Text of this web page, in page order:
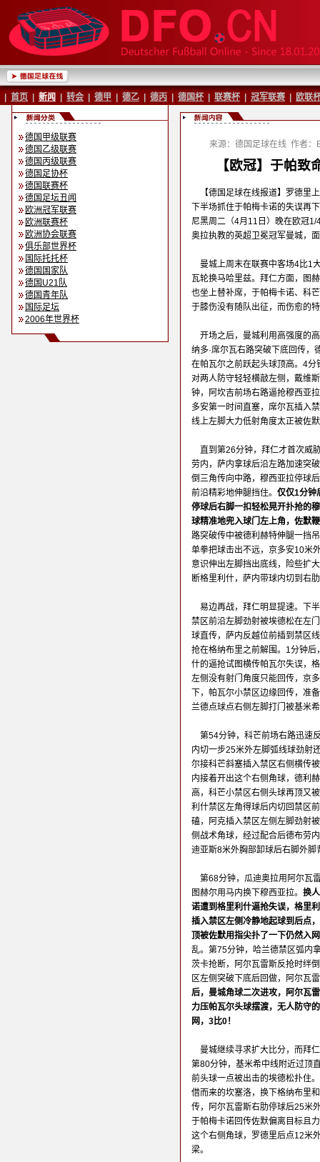
首页 新闻 转会 德甲 德乙 德丙 德国杯 联赛杯 冠军联赛 欧联
德国甲级联赛
德国乙级联赛
德国丙级联赛
德国足协杯
德国联赛杯
德国足坛丑闻
欧洲冠军联赛
欧洲联赛杯
欧洲协会联赛
俱乐部世界杯
国际托托杯
德国国家队
德国U21队
德国青年队
国际足坛
2006年世界杯
来源：德国足球在线 作者：
【欧冠】于帕致
【德国足球在线报道】罗德里
下半场抓住于帕梅卡诺的失误再
尼黑周二（4月11日）晚在欧冠
奥拉执教的英超卫冕冠军曼城，
曼城上周末在联赛中客场4比1
瓦轮换马哈里兹。拜仁方面，图
也坐上替补席，于帕梅卡诺、科
于膝伤没有随队出征，而伤愈的
开场之后，曼城利用高强度的
纳多·席尔瓦右路突破下底回传，
在帕瓦尔之前跃起头球顶高。4
对两人防守轻轻横敲左侧，戴维
钟，阿坎吉前场右路逼抢穆西亚
多安第一时间直塞，席尔瓦插入
线上左脚大力低射角度太正被佐
直到第26分钟，拜仁才首次威
劳内，萨内拿球后沿左路加速突
倒三角传向中路，穆西亚拉停球
前沿精彩地伸腿挡住。 仅仅1分钟
停球后右脚一扣轻松晃开扑抢的
球精准地兜入球门左上角，佐默
路突破传中被德利赫特伸腿一挡
单拳把球击出不远，京多安10米
意识伸出左脚挡出底线，险些扩
断格里利什，萨内带球内切到右
易边再战，拜仁明显提速。下
禁区前沿左脚劲射被埃德松在左
球直传，萨内反越位前插到禁区
抢在格纳布里之前解围。1分钟
什的逼抢试图横传帕瓦尔失误，
左侧没有射门角度只能回传，京
下，帕瓦尔小禁区边缘回传，准
兰德点球点右侧左脚打门被基米
第54分钟，科芒前场右路迅速
内切一步25米外左脚弧线球劲射
尔接科芒斜塞插入禁区右侧横传
内接着开出这个右侧角球，德利
高，科芒小禁区右侧头球再顶又
利什禁区左角得球后内切回禁区
磕，阿克插入禁区左侧左脚劲射
侧战术角球，经过配合后德布劳
迪亚斯8米外胸部卸球后右脚外脚
第68分钟，瓜迪奥拉用阿尔瓦
图赫尔用马内换下穆西亚拉。 换
诺遭到格里利什逼抢失误，格里
插入禁区左侧冷静地起球到后点
顶被佐默用指尖扑了一下仍然入
乱。第75分钟，哈兰德禁区弧内
茨卡抢断，阿尔瓦雷斯反抢时绊
区左侧突破下底后回做，阿尔瓦
后，曼城角球二次进攻，阿尔瓦
力压帕瓦尔头球摆渡，无人防守
网，3比0！
曼城继续寻求扩大比分，而拜
第80分钟，基米希中线附近过顶
前头球一点被出击的埃德松扑住
借而来的坎塞洛，换下格纳布里
传，阿尔瓦雷斯右肋停球后25米
于帕梅卡诺回传佐默偏离目标且
这个右侧角球，罗德里后点12米
梁。